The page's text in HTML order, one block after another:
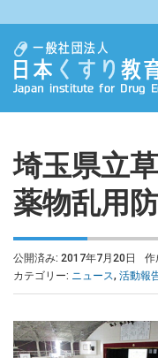
埼玉県立
薬物乱用
公開済み: 2017年7月20日 作
カテゴリー: ニュース, 活動報